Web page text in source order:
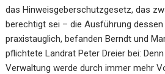
das Hinweisgeberschutzgesetz, das
berechtigt sei – die Ausführung
praxistauglich, befanden Berndt und
pflichtete Landrat Peter Dreier bei:
Verwaltung werde durch immer mehr